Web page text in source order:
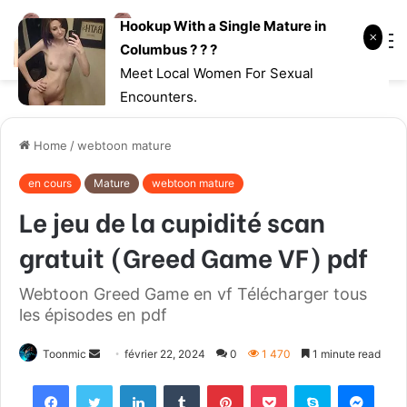
Home /webtoon mature
en cours Mature webtoon mature
Le jeu de la cupidité scan
gratuit (Greed Game VF) pdf
Webtoon Greed Game en vf Télécharger tous
les épisodes en pdf
Toonmic février 22, 2024 0 1 470 1 minute read
Hookup With a Single Mature in
Columbus ? ? ?
Meet Local Women For Sexual
Encounters.